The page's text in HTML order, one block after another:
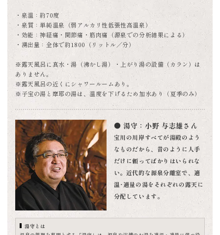
・泉温：約70度
・泉質：単純温泉（弱アルカリ性低張性高温泉）
・効能：神経痛・関節痛・筋肉痛（源泉での分析結果による）
・湧出量：全体で約1800（リットル／分）
※露天風呂に真水・湯（沸かし湯）・上がり湯の設備（カラン）は
ありません。
※露天風呂の近くにシャワールームあり。
※子宝の湯と摩耶の湯は、温度を下げるため加水あり（夏季のみ）
● 湯守：小野 与志雄さん
宝川の川岸すべてが湯殿のよう
なものだから、昔のように人手
だけに頼ってばかりはいられな
い。近代的な源泉分離室で、適
温･適量の湯をそれぞれの露天に
分配しています。
湯守とは